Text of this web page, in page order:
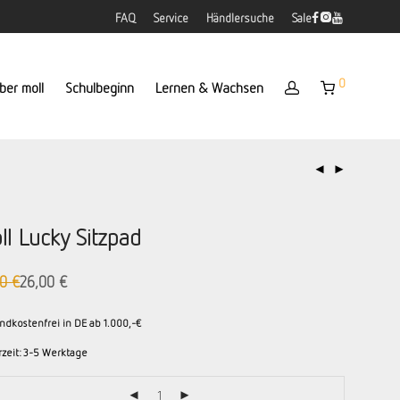
FAQ Service Händlersuche Sale
moll Schulbeginn Lernen & Wachsen 0
Lucky Sitzpad
€26,00 €
in DE ab 1.000,-€
3-5 Werktage